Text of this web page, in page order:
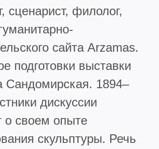
сценарист, филолог,
сайта Arzamas.
подготовки выставки
Сандомирская. 1894–
дискуссии
о своем опыте
скульптуры. Речь